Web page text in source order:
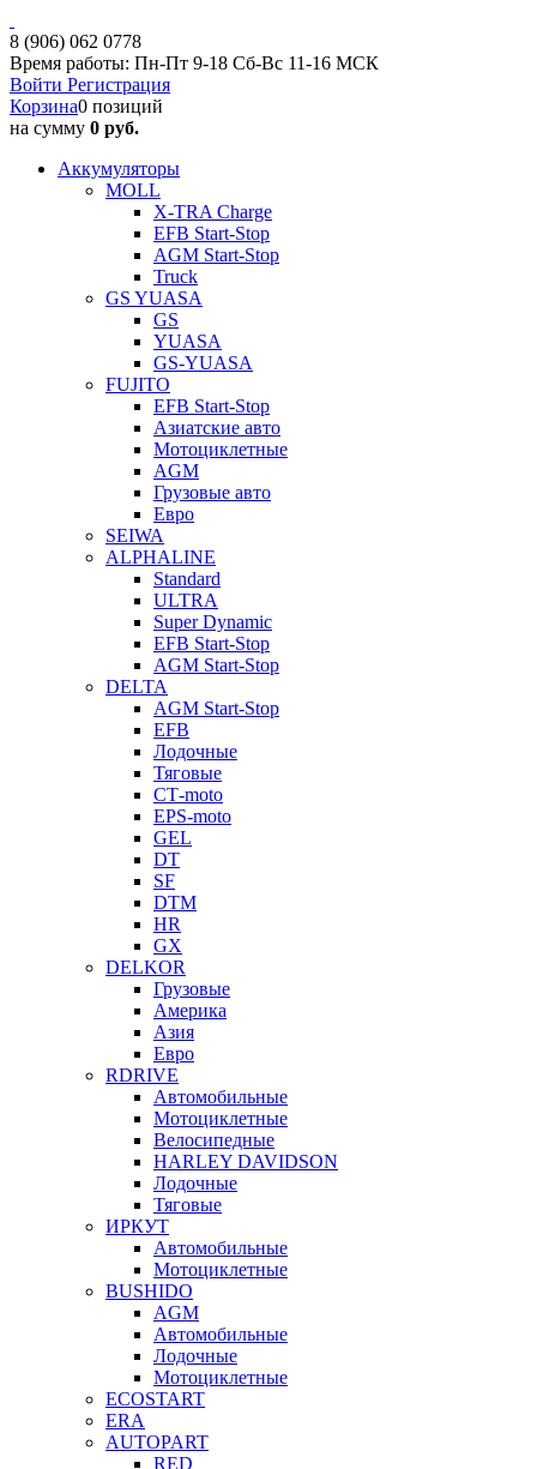
8 (906) 062 0778
Время работы: Пн-Пт 9-18 Сб-Вс 11-16 МСК
Войти Регистрация
Корзина0 позиций
на сумму 0 руб.
Аккумуляторы
MOLL
X-TRA Charge
EFB Start-Stop
AGM Start-Stop
Truck
GS YUASA
GS
YUASA
GS-YUASA
FUJITO
EFB Start-Stop
Азиатские авто
Мотоциклетные
AGM
Грузовые авто
Евро
SEIWA
ALPHALINE
Standard
ULTRA
Super Dynamic
EFB Start-Stop
AGM Start-Stop
DELTA
AGM Start-Stop
EFB
Лодочные
Тяговые
СТ-moto
EPS-moto
GEL
DT
SF
DTM
HR
GX
DELKOR
Грузовые
Америка
Азия
Евро
RDRIVE
Автомобильные
Мотоциклетные
Велосипедные
HARLEY DAVIDSON
Лодочные
Тяговые
ИРКУТ
Автомобильные
Мотоциклетные
BUSHIDO
AGM
Автомобильные
Лодочные
Мотоциклетные
ECOSTART
ERA
AUTOPART
RED